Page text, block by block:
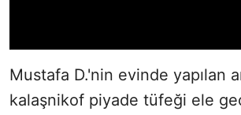
Mustafa D.'nin evinde yapılan
kalaşnikof piyade tüfeği ele